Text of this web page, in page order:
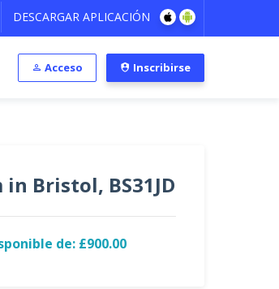
DESCARGAR APLICACIÓN
Acceso Inscribirse
in Bristol, BS31JD
de: £900.00